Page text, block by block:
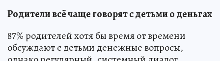
Родители всё чаще говорят с детьми о деньгах
87% родителей хотя бы время от времени
обсуждают с детьми денежные вопросы,